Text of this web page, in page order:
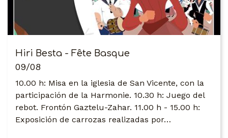
Hiri Besta - Fête Basque
09/08
10.00 h: Misa en la iglesia de San Vicente, con la
participación de la Harmonie. 10.30 h: Juego del
rebot. Frontón Gaztelu-Zahar. 11.00 h - 15.00 h:
Exposición de carrozas realizadas por…